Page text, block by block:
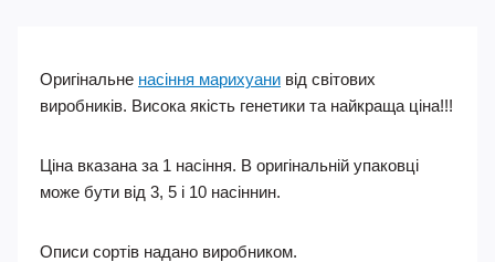
Оригінальне насіння марихуани від світових
виробників. Висока якість генетики та найкраща ціна!!!
Ціна вказана за 1 насіння. В оригінальній упаковці
може бути від 3, 5 і 10 насіннин.
Описи сортів надано виробником.